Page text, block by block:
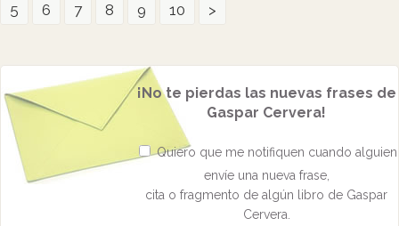
5
6 7 8 9 10 >
¡No te pierdas las nuevas frases de
Gaspar Cervera!
Quiero que me notifiquen cuando alguien
envíe una nueva frase,
cita o fragmento de algún libro de Gaspar
Cervera.